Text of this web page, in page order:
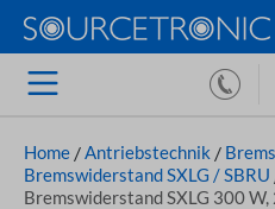
Home /Antriebstechnik /
Bremswiderstand SXLG / SBRU
Bremswiderstand SXLG 300